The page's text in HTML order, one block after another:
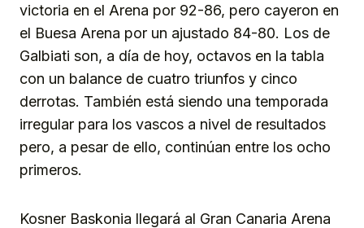
victoria en el Arena por 92-86, pero cayeron en
el Buesa Arena por un ajustado 84-80. Los de
Galbiati son, a día de hoy, octavos en la tabla
con un balance de cuatro triunfos y cinco
derrotas. También está siendo una temporada
irregular para los vascos a nivel de resultados
pero, a pesar de ello, continúan entre los ocho
primeros.
Kosner Baskonia llegará al Gran Canaria Arena